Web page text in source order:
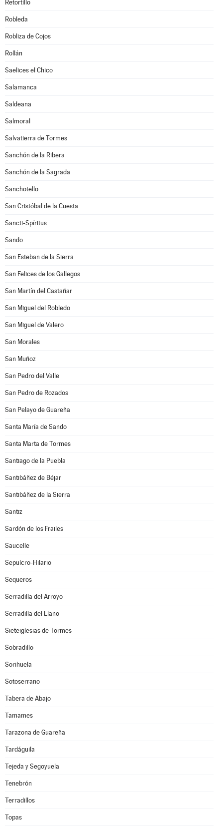
Retortillo
Robleda
Robliza de Cojos
Rollán
Saelices el Chico
Salamanca
Saldeana
Salmoral
Salvatierra de Tormes
Sanchón de la Ribera
Sanchón de la Sagrada
Sanchotello
San Cristóbal de la Cuesta
Sancti-Spíritus
Sando
San Esteban de la Sierra
San Felices de los Gallegos
San Martín del Castañar
San Miguel del Robledo
San Miguel de Valero
San Morales
San Muñoz
San Pedro del Valle
San Pedro de Rozados
San Pelayo de Guareña
Santa María de Sando
Santa Marta de Tormes
Santiago de la Puebla
Santibáñez de Béjar
Santibáñez de la Sierra
Santiz
Sardón de los Frailes
Saucelle
Sepulcro-Hilario
Sequeros
Serradilla del Arroyo
Serradilla del Llano
Sieteiglesias de Tormes
Sobradillo
Sorihuela
Sotoserrano
Tabera de Abajo
Tamames
Tarazona de Guareña
Tardáguila
Tejeda y Segoyuela
Tenebrón
Terradillos
Topas